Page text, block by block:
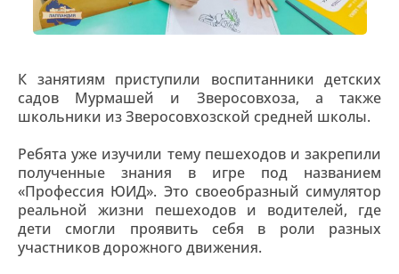
К занятиям приступили воспитанники детских
садов Мурмашей и Зверосовхоза, а также
школьники из Зверосовхозской средней школы.
Ребята уже изучили тему пешеходов и закрепили
полученные знания в игре под названием
«Профессия ЮИД». Это своеобразный симулятор
реальной жизни пешеходов и водителей, где
дети смогли проявить себя в роли разных
участников дорожного движения.